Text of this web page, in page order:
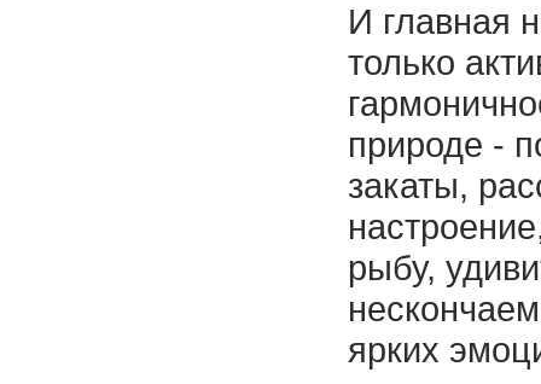
И главная
только
природе -
закаты,
рыбу,
ярких